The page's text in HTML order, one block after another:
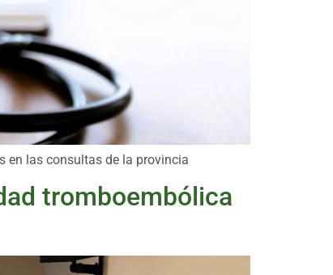
en las consultas de la provincia
tromboembólica